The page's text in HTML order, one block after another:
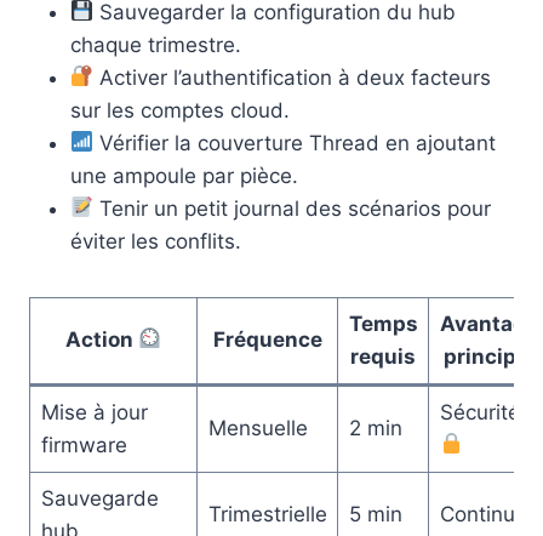
Sauvegarder la configuration du hub
chaque trimestre.
Activer l’authentification à deux facteurs
sur les comptes cloud.
Vérifier la couverture Thread en ajoutant
une ampoule par pièce.
Tenir un petit journal des scénarios pour
éviter les conflits.
Action Fréquence
Temps
requis
Avantage
principal
Mise à jour
firmware
Mensuelle 2 min
Sécurité
Sauvegarde
hub
Trimestrielle 5 min Continuité